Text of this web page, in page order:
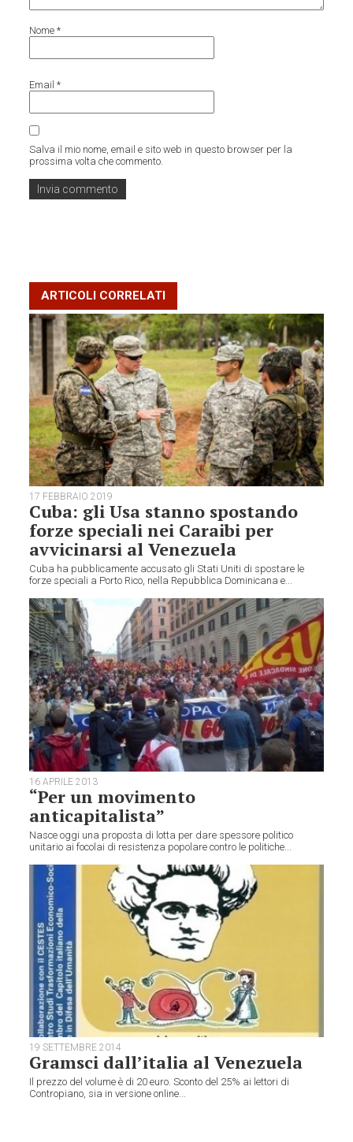
Nome*
Email*
Salva il mio nome, email e sito web in questo browser per la
prossima volta che commento.
ARTICOLI CORRELATI
17 FEBBRAIO 2019
Cuba: gli Usa stanno spostando
forze speciali nei Caraibi per
avvicinarsi al Venezuela
Cuba ha pubblicamente accusato gli Stati Uniti di spostare le
forze speciali a Porto Rico, nella Repubblica Dominicana e...
16 APRILE 2013
“Per un movimento
anticapitalista”
Nasce oggi una proposta di lotta per dare spessore politico
unitario ai focolai di resistenza popolare contro le politiche...
19 SETTEMBRE 2014
Gramsci dall’italia al Venezuela
Il prezzo del volume è di 20 euro. Sconto del 25% ai lettori di
Contropiano, sia in versione online...